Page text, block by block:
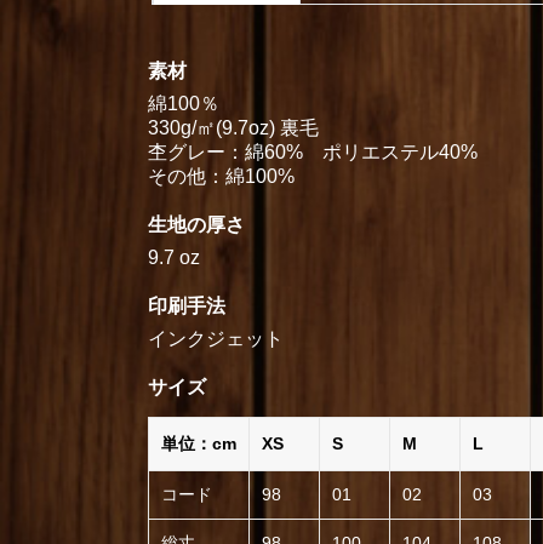
素材
綿100％
330g/㎡(9.7oz) 裏毛
杢グレー：綿60% ポリエステル40%
その他：綿100%
生地の厚さ
9.7 oz
印刷手法
インクジェット
サイズ
単位：cm XS S M L
コード 98 01 02 03